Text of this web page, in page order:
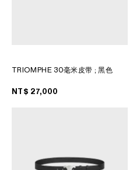
TRIOMPHE 30毫米皮带 ; 黑色
NT$ 27,000